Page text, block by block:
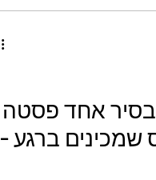
אחד פסטה
שמכינים ברגע -